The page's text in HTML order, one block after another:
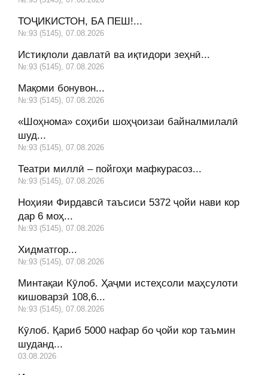
ТОҶИКИСТОН, БА ПЕШ!...
№:93 (5145), 07.08.2026
Истиқлоли давлатӣ ва иқтидори зеҳнӣ...
№:93 (5145), 07.08.2026
Мақоми бонувон...
№:93 (5145), 07.08.2026
«Шоҳнома» соҳиби шоҳҷоизаи байналмилалӣ
шуд...
№:93 (5145), 07.08.2026
Театри миллӣ – пойгоҳи мафкурасоз...
№:93 (5145), 07.08.2026
Ноҳияи Фирдавсӣ таъсиси 5372 ҷойи нави кор
дар 6 моҳ...
№:93 (5145), 07.08.2026
Хидматгор...
№:93 (5145), 07.08.2026
Минтақаи Кӯлоб. Ҳаҷми истеҳсоли маҳсулоти
кишоварзӣ 108,6...
№:93 (5145), 07.08.2026
Кӯлоб. Қариб 5000 нафар бо ҷойи кор таъмин
шуданд...
03.08.2026